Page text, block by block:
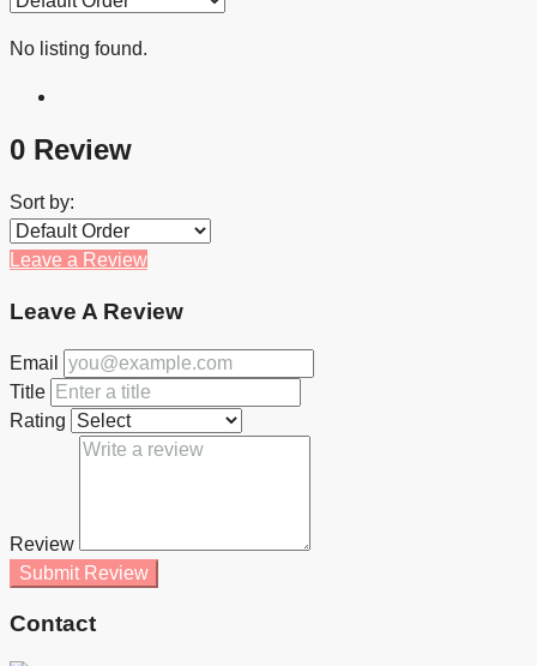
No listing found.
0 Review
Sort by:
Leave a Review
Leave A Review
Email
Title
Rating
Review
Submit Review
Contact